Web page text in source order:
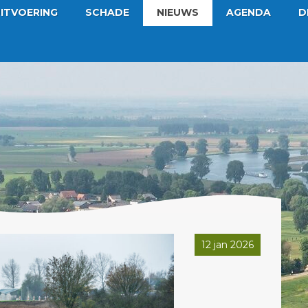
SCHADE NIEUWS AGENDA
12 jan 2026